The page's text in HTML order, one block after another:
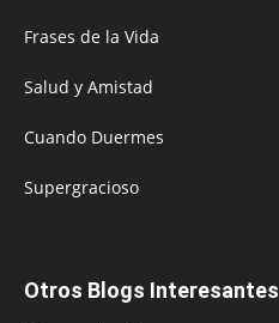
Frases de la Vida
Salud y Amistad
Cuando Duermes
Supergracioso
Otros Blogs Interesantes